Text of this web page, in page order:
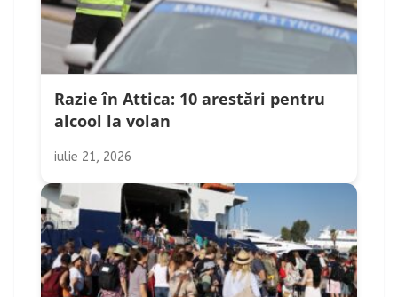
Razie în Attica: 10 arestări pentru
alcool la volan
iulie 21, 2026